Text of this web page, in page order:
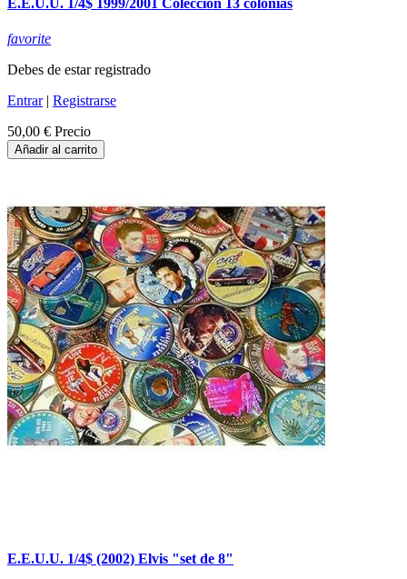
E.E.U.U. 1/4$ 1999/2001 Colección 13 colonias
favorite
Debes de estar registrado
Entrar| Registrarse
50,00 € Precio
Añadir al carrito
E.E.U.U. 1/4$ (2002) Elvis "set de 8"